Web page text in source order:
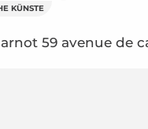
KÜNSTE
59 avenue de